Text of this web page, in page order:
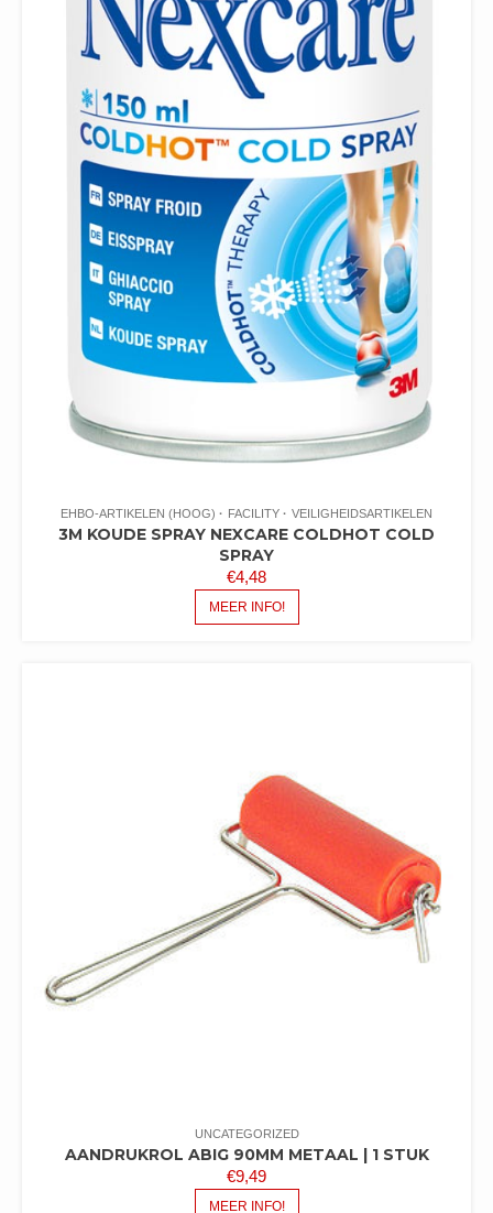
EHBO-ARTIKELEN (HOOG) FACILITY VEILIGHEIDSARTIKELEN
3M KOUDE SPRAY NEXCARE COLDHOT COLD
SPRAY
€4,48
MEER INFO!
UNCATEGORIZED
AANDRUKROL ABIG 90MM METAAL | 1 STUK
€9,49
MEER INFO!